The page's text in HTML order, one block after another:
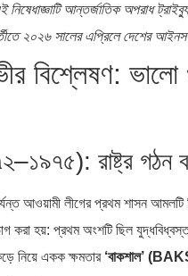
আন্তর্জাতিক অপরাধ
২০২৬ সালের এপ্রিলে দেশের
বিশ্লেষণ: ভালো
রাষ্ট্র গঠন
আওয়ামী লীগের প্রথম শাসন আমলটি
করা হয়: প্রথম অংশটি ছিল
নিয়ে একক ক্ষমতার ‘বাকশাল’